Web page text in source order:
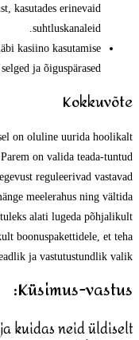
kasutades erinevaid
suhtluskanaleid.
kasiino kasutamise
ja õiguspärased.
Kokkuvõte
on oluline uurida hoolikalt
on valida teada-tuntud
reguleerivad vastavad
meelerahus ning vältida
alati lugeda põhjalikult
boonuspakettidele, et teha
ja vastutustundlik valik.
Küsimus-vastus:
kuidas neid üldiselt